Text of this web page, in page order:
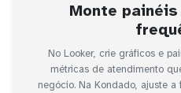
Monte
No Looker, crie gráficos e
métricas de atendimento
negócio. Na Kondado, ajuste